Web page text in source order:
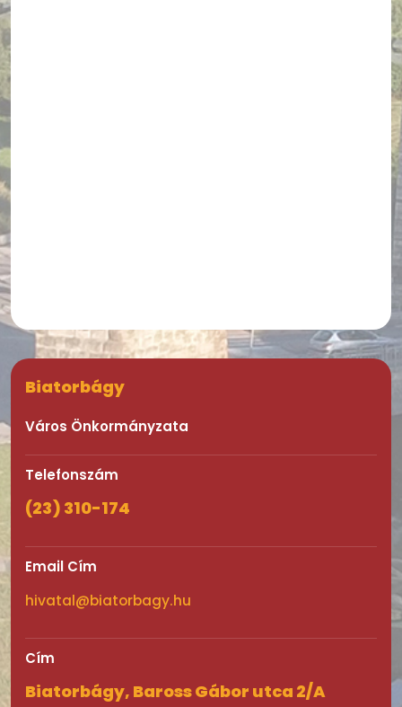
Biatorbágy
Város Önkormányzata
Telefonszám
(23) 310-174
Email Cím
hivatal@biatorbagy.hu
Cím
Biatorbágy, Baross Gábor utca 2/A